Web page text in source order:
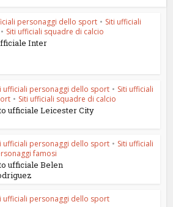
personaggi dello sport • Siti ufficiali
• Siti ufficiali squadre di calcio
Inter
ufficiali personaggi dello sport • Siti ufficiali
• Siti ufficiali squadre di calcio
ufficiale Leicester City
ufficiali personaggi dello sport • Siti ufficiali
famosi
ufficiale Belen
ufficiali personaggi dello sport